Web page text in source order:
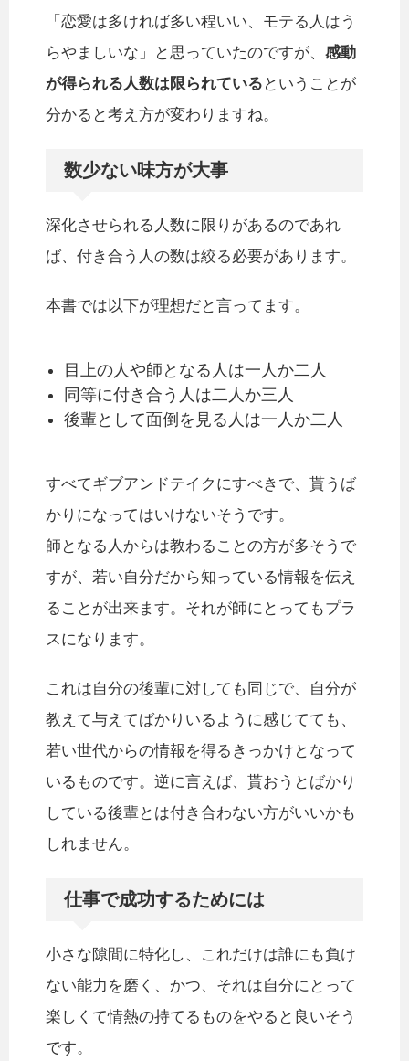
「恋愛は多ければ多い程いい、モテる人はう
らやましいな」と思っていたのですが、 感動
が得られる人数は限られている ということが
分かると考え方が変わりますね。
数少ない味方が大事
深化させられる人数に限りがあるのであれ
ば、付き合う人の数は絞る必要があります。
本書では以下が理想だと言ってます。
目上の人や師となる人は一人か二人
同等に付き合う人は二人か三人
後輩として面倒を見る人は一人か二人
すべてギブアンドテイクにすべきで、貰うば
かりになってはいけないそうです。
師となる人からは教わることの方が多そうで
すが、若い自分だから知っている情報を伝え
ることが出来ます。それが師にとってもプラ
スになります。
これは自分の後輩に対しても同じで、自分が
教えて与えてばかりいるように感じてても、
若い世代からの情報を得るきっかけとなって
いるものです。逆に言えば、貰おうとばかり
している後輩とは付き合わない方がいいかも
しれません。
仕事で成功するためには
小さな隙間に特化し、これだけは誰にも負け
ない能力を磨く、かつ、それは自分にとって
楽しくて情熱の持てるものをやると良いそう
です。